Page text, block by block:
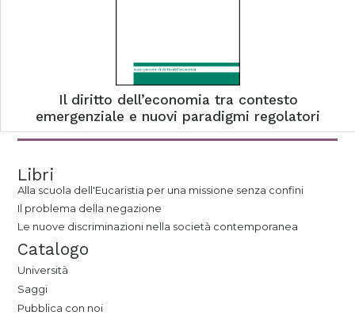
Il diritto dell’economia tra contesto
emergenziale e nuovi paradigmi regolatori
Libri
Alla scuola dell'Eucaristia per una missione senza confini
Il problema della negazione
Le nuove discriminazioni nella società contemporanea
Catalogo
Università
Saggi
Pubblica con noi